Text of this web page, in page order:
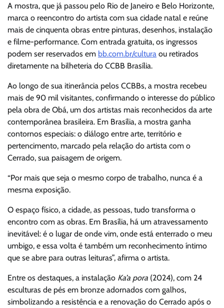
A mostra, que já passou pelo Rio de Janeiro e Belo Horizonte,
marca o reencontro do artista com sua cidade natal e reúne
mais de cinquenta obras entre pinturas, desenhos, instalação
e filme-performance. Com entrada gratuita, os ingressos
podem ser reservados em bb.com.br/cultura ou retirados
diretamente na bilheteria do CCBB Brasília.
Ao longo de sua itinerância pelos CCBBs, a mostra recebeu
mais de 90 mil visitantes, confirmando o interesse do público
pela obra de Obá, um dos artistas mais reconhecidos da arte
contemporânea brasileira. Em Brasília, a mostra ganha
contornos especiais: o diálogo entre arte, território e
pertencimento, marcado pela relação do artista com o
Cerrado, sua paisagem de origem.
“Por mais que seja o mesmo corpo de trabalho, nunca é a
mesma exposição.
O espaço físico, a cidade, as pessoas, tudo transforma o
encontro com as obras. Em Brasília, há um atravessamento
inevitável: é o lugar de onde vim, onde está enterrado o meu
umbigo, e essa volta é também um reconhecimento íntimo
que se abre para outras leituras”, afirma o artista.
Entre os destaques, a instalação Ka’a pora (2024), com 24
esculturas de pés em bronze adornados com galhos,
simbolizando a resistência e a renovação do Cerrado após o